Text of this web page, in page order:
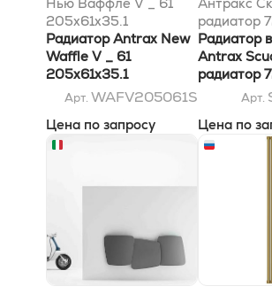
205x61x35.1
Радиатор Antrax New
Waffle V _ 61
205x61x35.1
Арт. WAFV205061S
Цена по запросу
радиатор
Радиатор
Antrax
радиатор
Арт.
Цена по